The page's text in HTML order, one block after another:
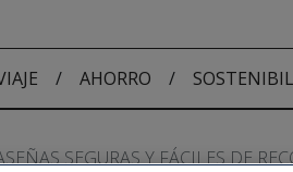
/ AHORRO /
SEGURAS Y FÁCILES DE